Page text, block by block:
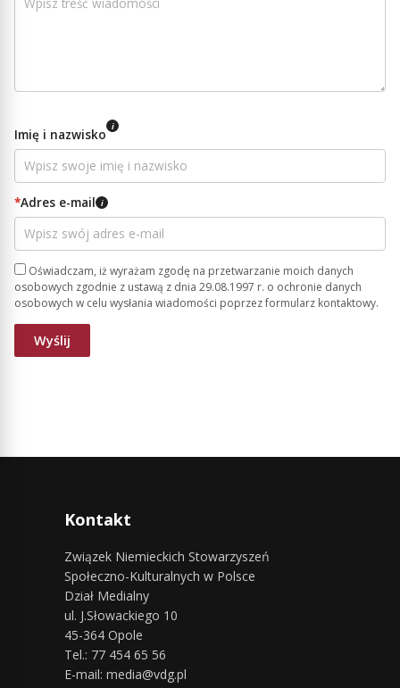
Imię i nazwisko i
*Adres e-mail i
Oświadczam, iż wyrażam zgodę na przetwarzanie moich danych
osobowych zgodnie z ustawą z dnia 29.08.1997 r. o ochronie danych
osobowych w celu wysłania wiadomości poprzez formularz kontaktowy.
Kontakt
Związek Niemieckich Stowarzyszeń
Społeczno-Kulturalnych w Polsce
Dział Medialny
ul. J.Słowackiego 10
45-364 Opole
Tel.: 77 454 65 56
E-mail: media@vdg.pl